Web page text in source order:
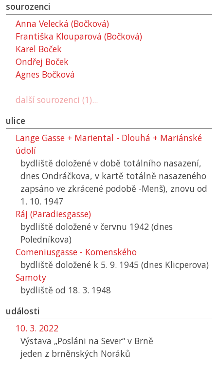
sourozenci
Anna Velecká (Bočková)
Františka Klouparová (Bočková)
Karel Boček
Ondřej Boček
Agnes Bočková
další sourozenci (1)...
ulice
Lange Gasse + Mariental - Dlouhá + Mariánské
údolí
bydliště doložené v době totálního nasazení,
dnes Ondráčkova, v kartě totálně nasazeného
zapsáno ve zkrácené podobě -Menš), znovu od
1. 10. 1947
Ráj (Paradiesgasse)
bydliště doložené v červnu 1942 (dnes
Poledníkova)
Comeniusgasse - Komenského
bydliště doložené k 5. 9. 1945 (dnes Klicperova)
Samoty
bydliště od 18. 3. 1948
události
10. 3. 2022
Výstava „Posláni na Sever“ v Brně
jeden z brněnských Noráků